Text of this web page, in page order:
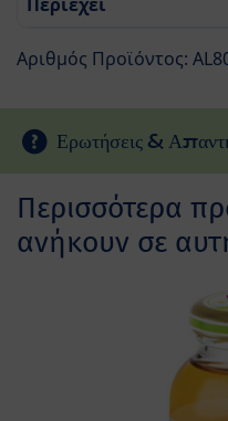
Αριθμός Προϊόντος:
Ερωτήσεις &
Περισσότερα
ανήκουν σε